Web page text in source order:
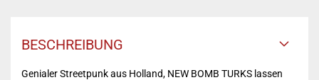
BESCHREIBUNG
Genialer Streetpunk aus Holland, NEW BOMB TURKS lassen